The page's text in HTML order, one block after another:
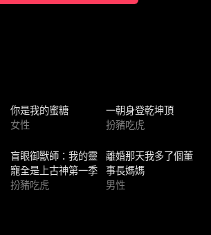
新上架
你是我的蜜糖
女性
新上架
一朝身登乾坤頂
扮豬吃虎
新上架
盲眼御獸師：我的靈
寵全是上古神第一季
扮豬吃虎
新上架
離婚那天我多了個董
事長媽媽
男性